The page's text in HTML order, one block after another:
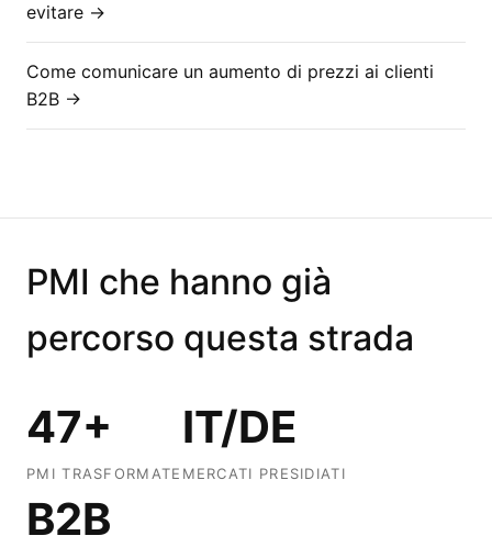
evitare →
Come comunicare un aumento di prezzi ai clienti
B2B →
PMI che hanno già
percorso questa strada
47+
PMI TRASFORMATE
IT/DE
MERCATI PRESIDIATI
B2B